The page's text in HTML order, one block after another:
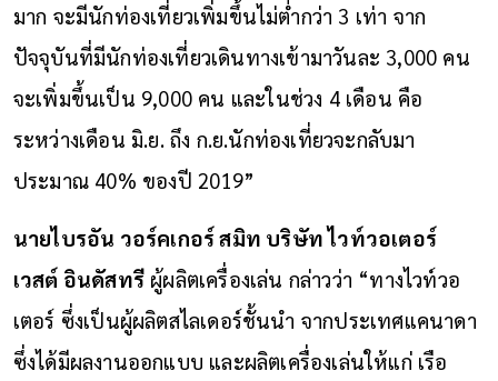
มาก จะมีนักท่องเที่ยวเพิ่มขึ้นไม่ต่ำกว่า 3 เท่า จาก
ปัจจุบันที่มีนักท่องเที่ยวเดินทางเข้ามาวันละ 3,000 คน
จะเพิ่มขึ้นเป็น 9,000 คน และในช่วง 4 เดือน คือ
ระหว่างเดือน มิ.ย. ถึง ก.ย.นักท่องเที่ยวจะกลับมา
ประมาณ 40% ของปี 2019”
นายไบรอัน วอร์คเกอร์ สมิท บริษัท ไวท์วอเตอร์
เวสต์ อินดัสทรี ผู้ผลิตเครื่องเล่น กล่าวว่า “ทางไวท์วอ
เตอร์ ซึ่งเป็นผู้ผลิตสไลเดอร์ชั้นนำ จากประเทศแคนาดา
ซึ่งได้มีผลงานออกแบบ และผลิตเครื่องเล่นให้แก่ เรือ